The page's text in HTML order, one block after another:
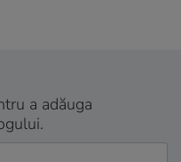
a adăuga